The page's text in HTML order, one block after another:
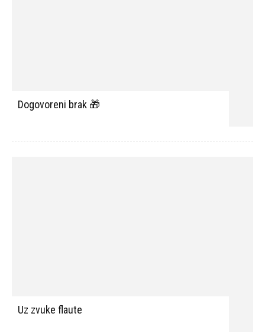
Dogovoreni brak 🎁
Uz zvuke flaute